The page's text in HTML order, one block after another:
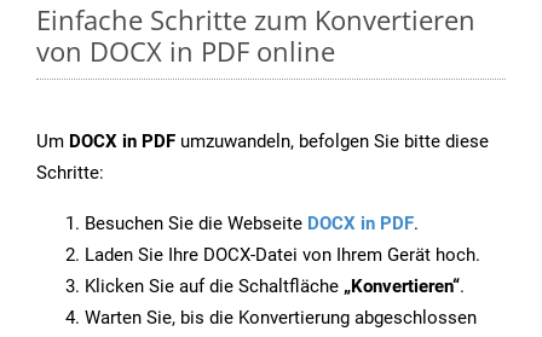
Einfache Schritte zum Konvertieren
von DOCX in PDF online
Um DOCX in PDF umzuwandeln, befolgen Sie bitte diese
Schritte:
Besuchen Sie die Webseite DOCX in PDF.
Laden Sie Ihre DOCX-Datei von Ihrem Gerät hoch.
Klicken Sie auf die Schaltfläche „Konvertieren“.
Warten Sie, bis die Konvertierung abgeschlossen